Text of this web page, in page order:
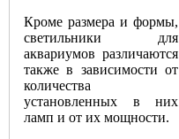
Кроме размера и формы,
светильники для
аквариумов различаются
также в зависимости от
количества
установленных в них
ламп и от их мощности.